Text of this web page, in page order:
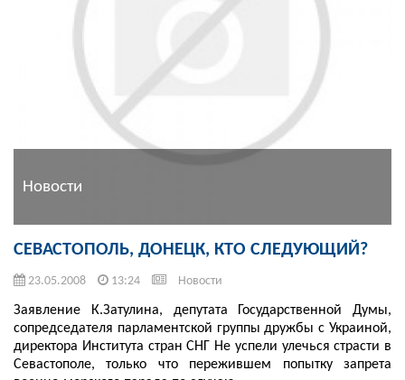
Новости
СЕВАСТОПОЛЬ, ДОНЕЦК, КТО СЛЕДУЮЩИЙ?
23.05.2008 13:24 Новости
Заявление К.Затулина, депутата Государственной Думы,
сопредседателя парламентской группы дружбы с Украиной,
директора Института стран СНГ Не успели улечься страсти в
Севастополе, только что пережившем попытку запрета